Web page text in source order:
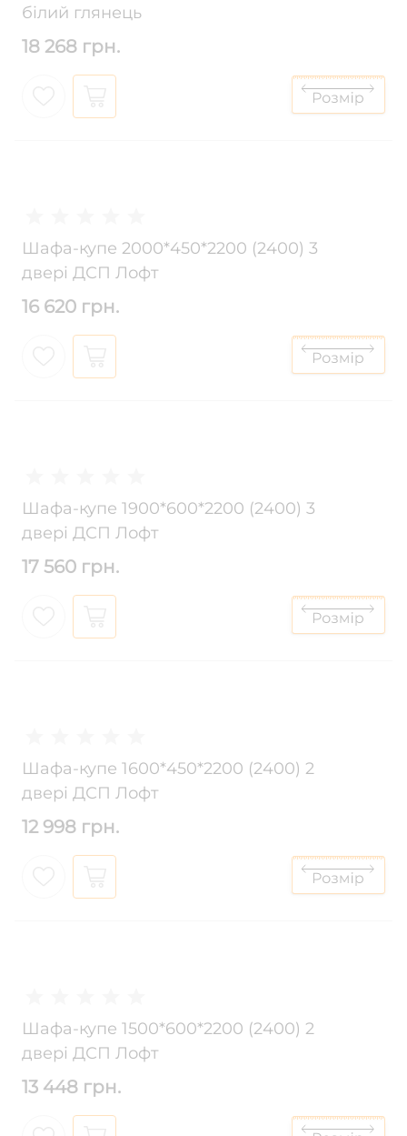
білий глянець
18 268 грн.
Шафа-купе 2000*450*2200 (2400) 3
двері ДСП Лофт
16 620 грн.
Шафа-купе 1900*600*2200 (2400) 3
двері ДСП Лофт
17 560 грн.
Шафа-купе 1600*450*2200 (2400) 2
двері ДСП Лофт
12 998 грн.
Шафа-купе 1500*600*2200 (2400) 2
двері ДСП Лофт
13 448 грн.